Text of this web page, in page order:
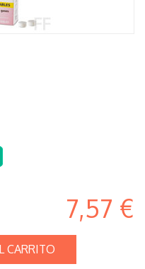
7,57 €
CARRITO